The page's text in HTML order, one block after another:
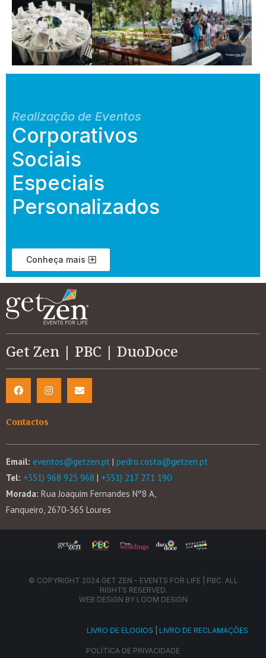
Realização de Eventos
Corporativos
Sociais
Especiais
Personalizados
Conheça mais
Get Zen | PBC | DuoDoce
Contactos
Email: eventos@getzen.pt | pedro.costa@getzen.pt
Tel: +351) 968 925 968 | +351) 217 271 190
Morada: Rua Joaquim Fernandes Nº8 A,
Fanqueiro, 2670-365 Loures
© COPYRIGHT 2024 GET ZEN - EVENTS FOR LIFE | PBC. ALL
RIGHTS RESERVED.
WEB DESIGN BY LOOM DESIGN
LIVRO DE ELOGIOS LIVRO DE RECLAMAÇÕES
POLÍTICA DE PRIVACIDADE